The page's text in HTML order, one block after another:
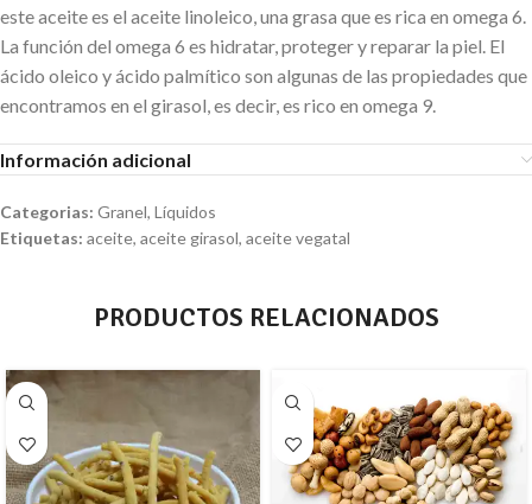
este aceite es el aceite linoleico, una grasa que es rica en omega 6.
La función del omega 6 es hidratar, proteger y reparar la piel. El
ácido oleico y ácido palmítico son algunas de las propiedades que
encontramos en el girasol, es decir, es rico en omega 9.
Información adicional
Categorias: Granel, Líquidos
Etiquetas: aceite, aceite girasol, aceite vegatal
PRODUCTOS RELACIONADOS